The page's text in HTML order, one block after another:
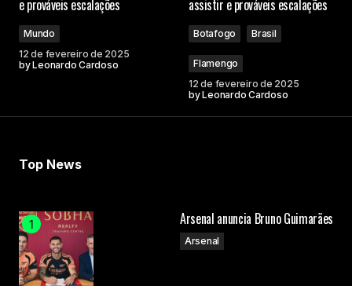
e prováveis escalações
Mundo
12 de fevereiro de 2025
byLeonardo Cardoso
assistir e prováveis escalações
Botafogo Brasil
Flamengo
12 de fevereiro de 2025
byLeonardo Cardoso
Top News
Arsenal anuncia Bruno Guimarães
Arsenal